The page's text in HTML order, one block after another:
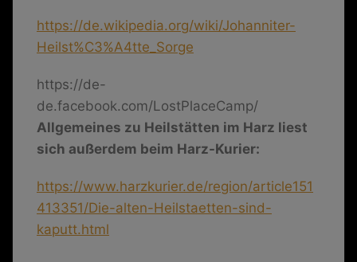
https://de.wikipedia.org/wiki/Johanniter-
Heilst%C3%A4tte_Sorge
https://de-
de.facebook.com/LostPlaceCamp/
Allgemeines zu Heilstätten im Harz liest
sich außerdem beim Harz-Kurier:
https://www.harzkurier.de/region/article151
413351/Die-alten-Heilstaetten-sind-
kaputt.html